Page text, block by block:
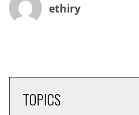
ethiry
TOPICS